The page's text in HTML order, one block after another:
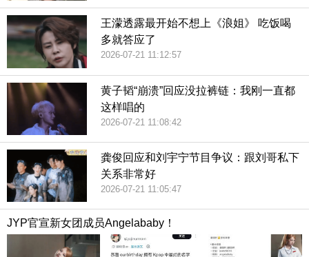
王濛透露最开始不想上《浪姐》 吃饭喝
多就答应了
2026-07-21 11:12:57
黄子韬“崩溃”回应没拉裤链：我刚一直都
这样唱的
2026-07-21 11:08:42
龚俊回应和刘宇宁节目争议：跟刘哥私下
关系非常好
2026-07-21 11:05:47
JYP官宣新女团成员Angelababy！